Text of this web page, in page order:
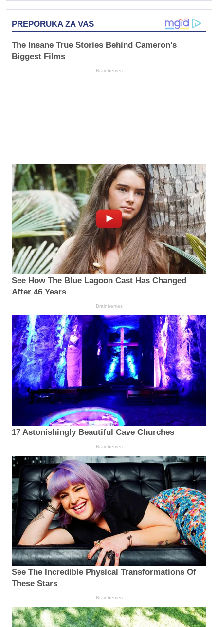
PREPORUKA ZA VAS
The Insane True Stories Behind Cameron's
Biggest Films
Brainberries
See How The Blue Lagoon Cast Has Changed
After 46 Years
Brainberries
17 Astonishingly Beautiful Cave Churches
Brainberries
See The Incredible Physical Transformations Of
These Stars
Brainberries